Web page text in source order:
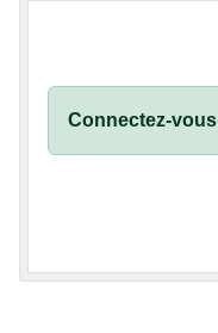
Connectez-vous